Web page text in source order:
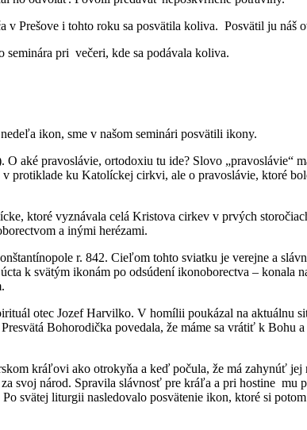
Prešove i tohto roku sa posvätila koliva. Posvätil ju náš
seminára pri večeri, kde sa podávala koliva.
ikon, sme v našom seminári posvätili ikony.
aké pravoslávie, ortodoxiu tu ide? Slovo „pravoslávie“
protiklade ku Katolíckej cirkvi, ale o pravoslávie, ktoré
ktoré vyznávala celá Kristova cirkev v prvých
a inými herézami.
r. 842. Cieľom tohto sviatku je verejne a
k svätým ikonám po odsúdení ikonoborectva –
otec Jozef Harvilko. V homílii poukázal na aktuálnu
Bohorodička povedala, že máme sa vrátiť k Bohu
kráľovi ako otrokyňa a keď počula, že má zahynúť
svoj národ. Spravila slávnosť pre kráľa a pri hostine mu
svätej liturgii nasledovalo posvätenie ikon, ktoré si